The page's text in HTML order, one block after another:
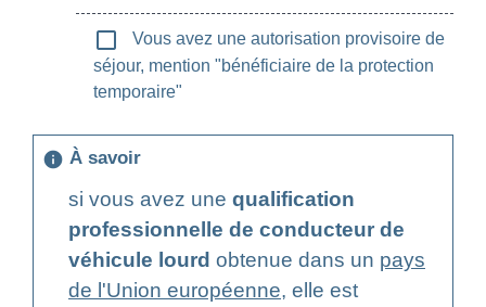
check_box_outline_blank
Vous avez une autorisation provisoire de
séjour, mention "bénéficiaire de la protection
temporaire"
info À savoir
si vous avez une qualification
professionnelle de conducteur de
véhicule lourd obtenue dans un pays
de l'Union européenne, elle est